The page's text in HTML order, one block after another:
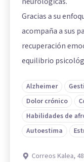
Gracias a su
acompaña a sus
recuperación
equilibrio
Alzheimer
Dolor crónico
Habilidades de
Autoestima
Correos Kalea,